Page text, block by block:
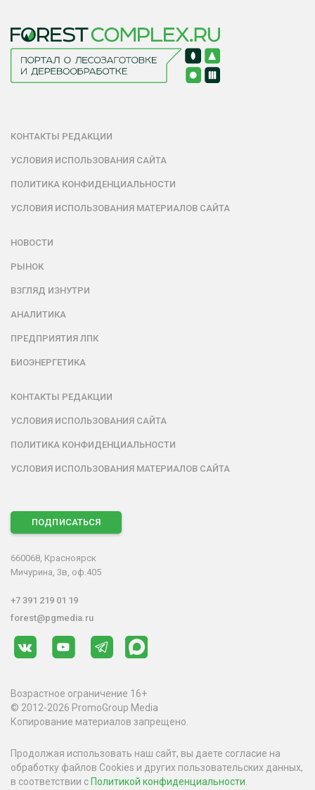
КОНТАКТЫ РЕДАКЦИИ
УСЛОВИЯ ИСПОЛЬЗОВАНИЯ САЙТА
ПОЛИТИКА КОНФИДЕНЦИАЛЬНОСТИ
УСЛОВИЯ ИСПОЛЬЗОВАНИЯ МАТЕРИАЛОВ САЙТА
НОВОСТИ
РЫНОК
ВЗГЛЯД ИЗНУТРИ
АНАЛИТИКА
ПРЕДПРИЯТИЯ ЛПК
БИОЭНЕРГЕТИКА
КОНТАКТЫ РЕДАКЦИИ
УСЛОВИЯ ИСПОЛЬЗОВАНИЯ САЙТА
ПОЛИТИКА КОНФИДЕНЦИАЛЬНОСТИ
УСЛОВИЯ ИСПОЛЬЗОВАНИЯ МАТЕРИАЛОВ САЙТА
ПОДПИСАТЬСЯ
660068, Красноярск
Мичурина, 3в, оф.405
+7 391 219 01 19
forest@pgmedia.ru
Возрастное ограничение 16+
© 2012-2026 PromoGroup Media
Копирование материалов запрещено.
Продолжая использовать наш сайт, вы даете согласие на
обработку файлов Cookies и других пользовательских данных,
в соответствии с Политикой конфиденциальности